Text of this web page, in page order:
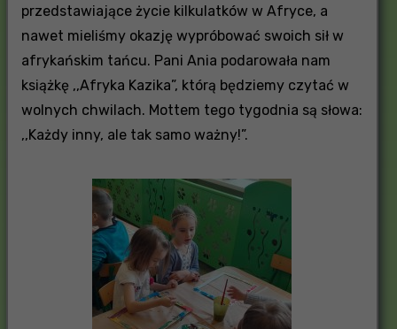
przedstawiające życie kilkulatków w Afryce, a
nawet mieliśmy okazję wypróbować swoich sił w
afrykańskim tańcu. Pani Ania podarowała nam
książkę ,,Afryka Kazika”, którą będziemy czytać w
wolnych chwilach. Mottem tego tygodnia są słowa:
,,Każdy inny, ale tak samo ważny!”.